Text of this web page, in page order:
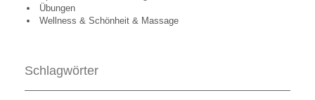
Übungen
Wellness & Schönheit & Massage
Schlagwörter